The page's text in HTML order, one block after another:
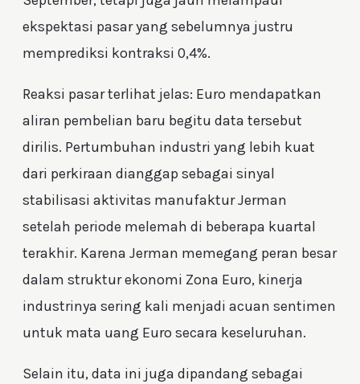
ekspektasi pasar yang sebelumnya justru
memprediksi kontraksi 0,4%.
Reaksi pasar terlihat jelas: Euro mendapatkan
aliran pembelian baru begitu data tersebut
dirilis. Pertumbuhan industri yang lebih kuat
dari perkiraan dianggap sebagai sinyal
stabilisasi aktivitas manufaktur Jerman
setelah periode melemah di beberapa kuartal
terakhir. Karena Jerman memegang peran besar
dalam struktur ekonomi Zona Euro, kinerja
industrinya sering kali menjadi acuan sentimen
untuk mata uang Euro secara keseluruhan.
Selain itu, data ini juga dipandang sebagai